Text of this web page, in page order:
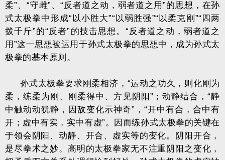
柔”、“守雌”、“反者道之动，弱者道之用”的思想，在孙
式太极拳中形成“以小胜大”“以弱胜强”“以柔克刚”“四两
拨千斤”的“反者”的技击思想。“反者道之动，弱者道之
用”这一思想被运用于孙式太极拳的思想中，成为孙式太
极拳的基本原则。
孙式太极拳要求刚柔相济，“运动之功久，则化刚为
柔，练柔为刚、刚柔得中、方见阴阳”；动静结合，“静
中触动动犹静，因敌变化示神奇”，“开中有合，合中有
开；虚中有实，实中有虚”。因而练孙式太极拳的关键在
于领会阴阳、动静、开合、虚实等的变化。阴阳开合，
是尽拳术之妙。高明的太极拳家无不注重阴阳之变化，